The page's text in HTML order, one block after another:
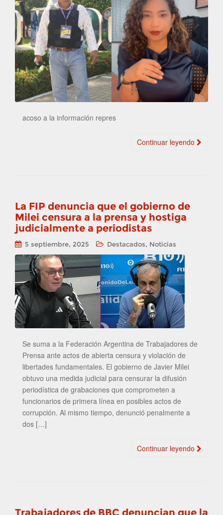
acoso a la información repres
Continuar leyendo
La FIP denuncia que el gobierno de
Milei censura a la prensa y hostiga
judicialmente a periodistas
5 septiembre, 2025 Destacados, Noticias
Se suma a la Federación Argentina de Trabajadores de
Prensa ante actos de abierta censura y violación de
libertades fundamentales. El gobierno de Javier Milei
obtuvo una medida judicial para censurar la difusión
periodística de grabaciones que comprometen a
funcionarios de primera línea en posibles actos de
corrupción. Al mismo tiempo, denunció penalmente a
dos […]
Continuar leyendo